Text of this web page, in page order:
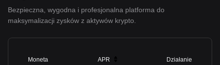
Bezpieczna, wygodna i profesjonalna platforma do
maksymalizacji zysków z aktywów krypto.
Moneta APR Działanie